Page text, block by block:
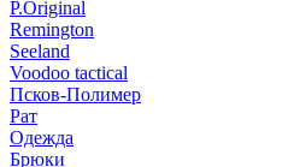
P.Original
Remington
Seeland
Voodoo tactical
Псков-Полимер
Рат
Одежда
Брюки